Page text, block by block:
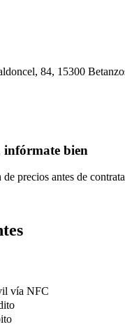
84, 15300
infórmate bien
precios antes de
vía NFC